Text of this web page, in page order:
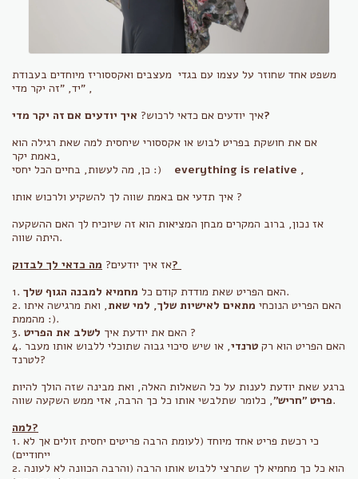
משפט אחד שחוזר על עצמו עם בגדי מעצבים ואקססוריז מיוחדים בעבודת
יד, "זה יקר מדי" ,
איך יודעים אם כדאי לרכוש?איך יודעים אם זה יקר מדי?
אם את חושקת בפריט לבוש או אקססורי שיחסית למה שאת רגילה הוא
באמת יקר,
כן, מה לעשות, בחיים הכל יחסי :) everything is relative ,
איך תדעי אם באמת שווה לך להשקיע ולרכוש אותו ?
אז נכון, ברוב המקרים מבחן המציאות הוא זה שיוכיח לך האם ההשקעה
היתה שווה.
אז איך יודעים?מה כדאי לך לבדוק?
1. האם הפריט שאת מודדת קודם כל מחמיא למבנה הגוף שלך
.
2. האם הפריט הנוכחי מתאים לאישיות שלך, למי שאת, ואת מרגישה איתו
מהממת :).
3. האם את יודעת איך ?
4. האם הפריט הוא רק טרנדי, או שיש סיכוי גבוה שתוכלי ללבוש אותו מעבר
לטרנד?
ברגע שאת יודעת לענות על כל השאלות האלה, ואת מבינה שזה הולך להיות
פריט "חריש", כלומר שתלבשי אותו כל כך הרבה, אזי ממש השקעה שווה.
למה?
1. כי רכשת פריט אחד מיוחד (לעומת הרבה פריטים יחסית זולים אך לא
ייחודיים)
2. הוא כל כך מחמיא לך שתרצי ללבוש אותו הרבה (והרבה הכוונה לא לעונה